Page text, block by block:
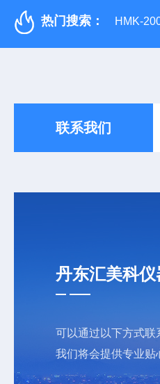
热门搜索： HMK-
联系我们
丹东汇美科仪
可以通过以下方式联
我们将会提供专业贴